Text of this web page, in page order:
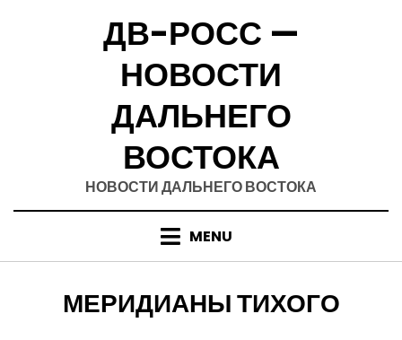
ДВ-РОСС —
НОВОСТИ
ДАЛЬНЕГО
ВОСТОКА
НОВОСТИ ДАЛЬНЕГО ВОСТОКА
MENU
РУБРИКА
:
МЕРИДИАНЫ ТИХОГО